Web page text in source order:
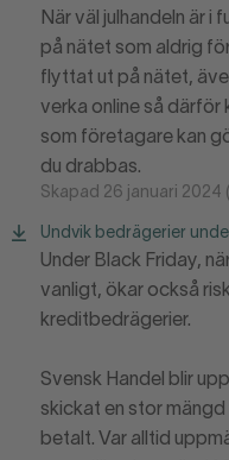
När väl julhandeln är i
på nätet som aldrig
flyttat ut på nätet,
verka online så därför
som företagare kan
du drabbas.
Skapad 26 januari 2024
Undvik bedrägerier
Under Black Friday,
vanligt, ökar också
kreditbedrägerier.
Svensk Handel blir
skickat en stor mängd
betalt. Var alltid